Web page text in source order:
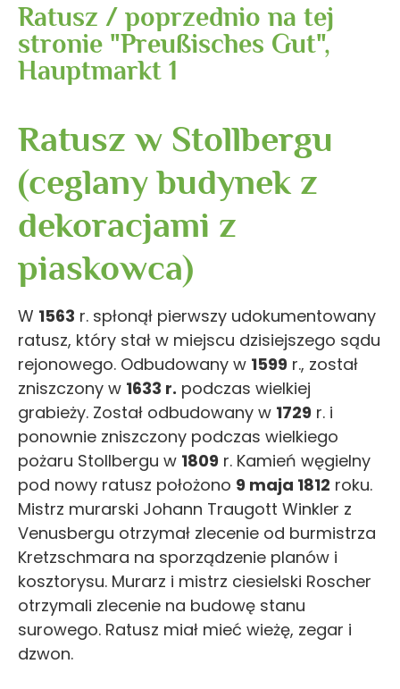
Ratusz / poprzednio na tej
stronie "Preußisches Gut",
Hauptmarkt 1
Ratusz w Stollbergu
(ceglany budynek z
dekoracjami z
piaskowca)
W 1563 r. spłonął pierwszy udokumentowany
ratusz, który stał w miejscu dzisiejszego sądu
rejonowego. Odbudowany w 1599 r., został
zniszczony w 1633 r. podczas wielkiej
grabieży. Został odbudowany w 1729 r. i
ponownie zniszczony podczas wielkiego
pożaru Stollbergu w 1809 r. Kamień węgielny
pod nowy ratusz położono 9 maja 1812 roku.
Mistrz murarski Johann Traugott Winkler z
Venusbergu otrzymał zlecenie od burmistrza
Kretzschmara na sporządzenie planów i
kosztorysu. Murarz i mistrz ciesielski Roscher
otrzymali zlecenie na budowę stanu
surowego. Ratusz miał mieć wieżę, zegar i
dzwon.